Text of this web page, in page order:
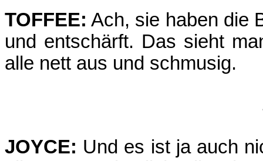
TOFFEE: Ach, sie haben die
und entschärft. Das sieht
alle nett aus und schmusig.
JOYCE: Und es ist ja auch